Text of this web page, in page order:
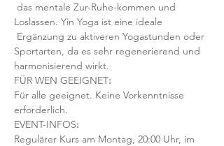
das mentale Zur-Ruhe-kommen und
Loslassen. Yin Yoga ist eine ideale
Ergänzung zu aktiveren Yogastunden oder
Sportarten, da es sehr regenerierend und
harmonisierend wirkt.
FÜR WEN GEEIGNET:
Für alle geeignet. Keine Vorkenntnisse
erforderlich.
EVENT-INFOS:
Regulärer Kurs am Montag, 20:00 Uhr, im